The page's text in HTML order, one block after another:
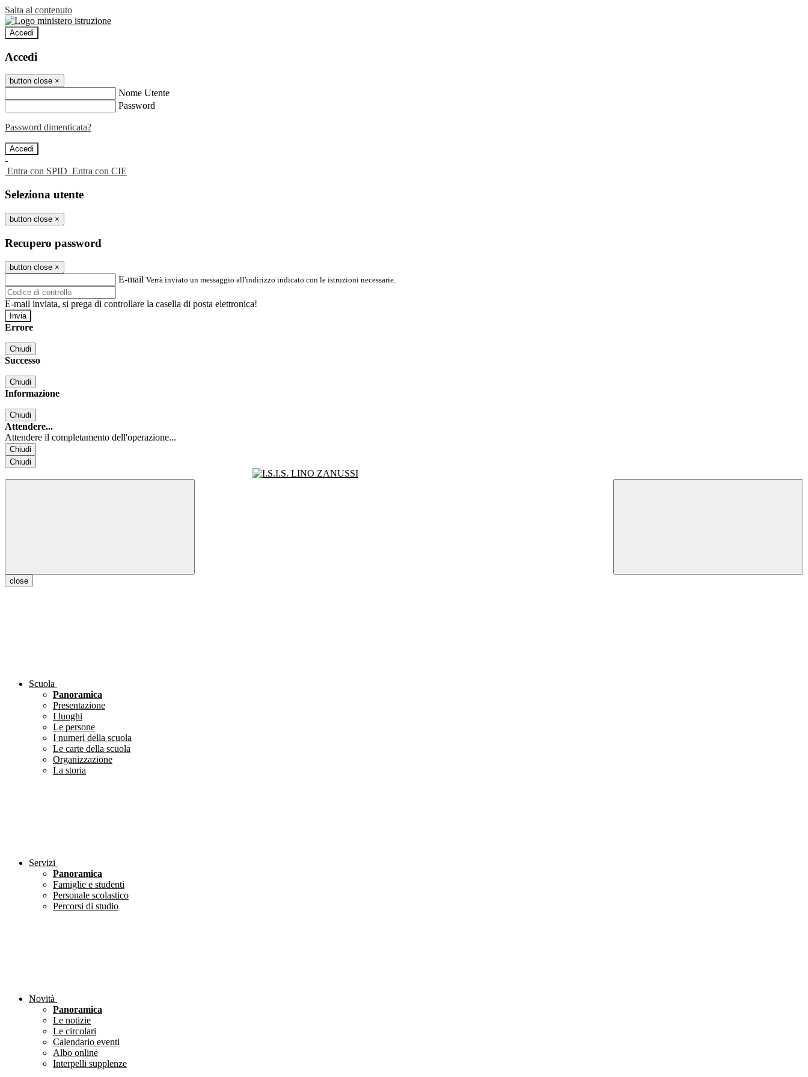
Salta al contenuto
Accedi
Accedi
button close ×
Nome Utente
Password
Password dimenticata?
-
Entra con SPID Entra con CIE
Seleziona utente
button close ×
Recupero password
button close ×
E-mail Verrà inviato un messaggio all'indirizzo indicato con le istruzioni necessarie.
E-mail inviata, si prega di controllare la casella di posta elettronica!
Errore
Chiudi
Successo
Chiudi
Informazione
Chiudi
Attendere...
Attendere il completamento dell'operazione...
Chiudi
Chiudi
close
Scuola
Panoramica
Presentazione
I luoghi
Le persone
I numeri della scuola
Le carte della scuola
Organizzazione
La storia
Servizi
Panoramica
Famiglie e studenti
Personale scolastico
Percorsi di studio
Novità
Panoramica
Le notizie
Le circolari
Calendario eventi
Albo online
Interpelli supplenze